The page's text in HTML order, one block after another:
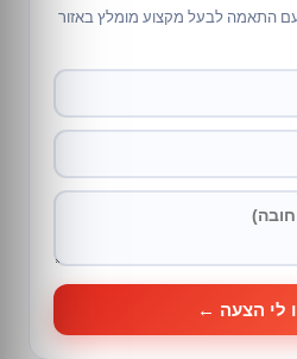
עם התאמה לבעל מקצוע מומלץ באזור
לי הצעה ←